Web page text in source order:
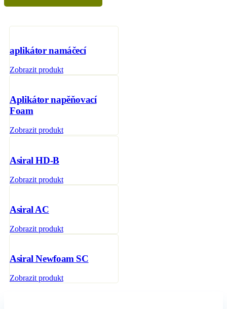
aplikátor namáčecí
Zobrazit produkt
Aplikátor napěňovací
Foam
Zobrazit produkt
Asiral HD-B
Zobrazit produkt
Asiral AC
Zobrazit produkt
Asiral Newfoam SC
Zobrazit produkt